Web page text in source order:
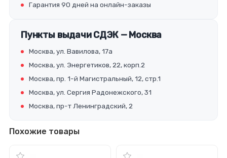
Гарантия 90 дней на онлайн-заказы
Пункты выдачи СДЭК — Москва
Москва, ул. Вавилова, 17а
Москва, ул. Энергетиков, 22, корп.2
Москва, пр. 1-й Магистральный, 12, стр.1
Москва, ул. Сергия Радонежского, 31
Москва, пр-т Ленинградский, 2
Похожие товары